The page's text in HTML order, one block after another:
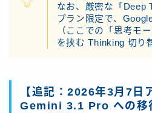
なお、厳密な「Deep
プラン限定で、
（ここでの「思考モ
を挟む Thinking 切り
【追記：2026年3月7日
Gemini 3.1 Pro への移